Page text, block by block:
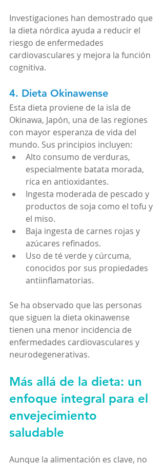
Investigaciones han demostrado que
la dieta nórdica ayuda a reducir el
riesgo de enfermedades
cardiovasculares y mejora la función
cognitiva.
4. Dieta Okinawense
Esta dieta proviene de la isla de
Okinawa, Japón, una de las regiones
con mayor esperanza de vida del
mundo. Sus principios incluyen:
Alto consumo de verduras,
especialmente batata morada,
rica en antioxidantes.
Ingesta moderada de pescado y
productos de soja como el tofu y
el miso.
Baja ingesta de carnes rojas y
azúcares refinados.
Uso de té verde y cúrcuma,
conocidos por sus propiedades
antiinflamatorias.
Se ha observado que las personas
que siguen la dieta okinawense
tienen una menor incidencia de
enfermedades cardiovasculares y
neurodegenerativas.
Más allá de la dieta: un
enfoque integral para el
envejecimiento
saludable
Aunque la alimentación es clave, no